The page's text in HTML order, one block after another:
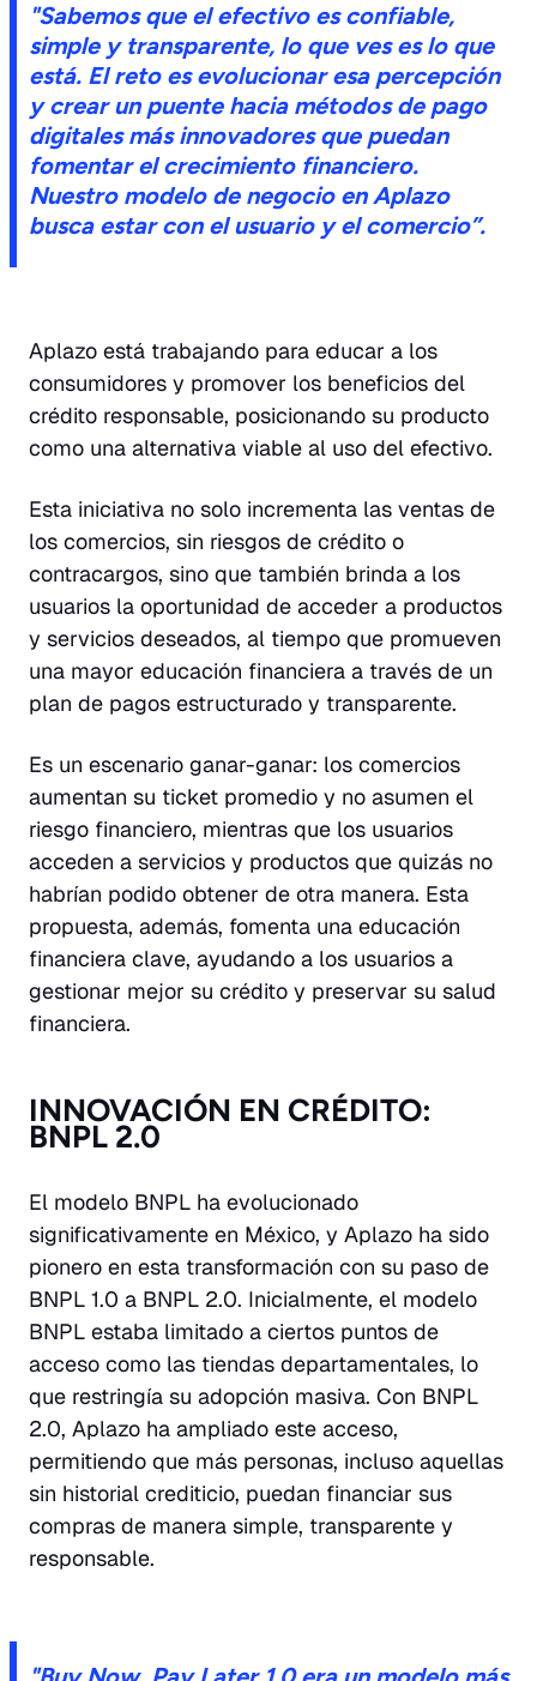
"Sabemos que el efectivo es confiable,
simple y transparente, lo que ves es lo que
está. El reto es evolucionar esa percepción
y crear un puente hacia métodos de pago
digitales más innovadores que puedan
fomentar el crecimiento financiero.
Nuestro modelo de negocio en Aplazo
busca estar con el usuario y el comercio”.
Aplazo está trabajando para educar a los
consumidores y promover los beneficios del
crédito responsable, posicionando su producto
como una alternativa viable al uso del efectivo.
Esta iniciativa no solo incrementa las ventas de
los comercios, sin riesgos de crédito o
contracargos, sino que también brinda a los
usuarios la oportunidad de acceder a productos
y servicios deseados, al tiempo que promueven
una mayor educación financiera a través de un
plan de pagos estructurado y transparente.
Es un escenario ganar-ganar: los comercios
aumentan su ticket promedio y no asumen el
riesgo financiero, mientras que los usuarios
acceden a servicios y productos que quizás no
habrían podido obtener de otra manera. Esta
propuesta, además, fomenta una educación
financiera clave, ayudando a los usuarios a
gestionar mejor su crédito y preservar su salud
financiera.
INNOVACIÓN EN CRÉDITO:
BNPL 2.0
El modelo BNPL ha evolucionado
significativamente en México, y Aplazo ha sido
pionero en esta transformación con su paso de
BNPL 1.0 a BNPL 2.0. Inicialmente, el modelo
BNPL estaba limitado a ciertos puntos de
acceso como las tiendas departamentales, lo
que restringía su adopción masiva. Con BNPL
2.0, Aplazo ha ampliado este acceso,
permitiendo que más personas, incluso aquellas
sin historial crediticio, puedan financiar sus
compras de manera simple, transparente y
responsable.